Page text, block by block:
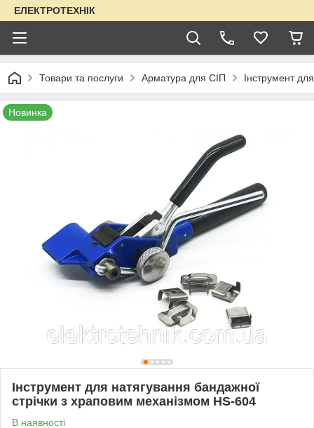
ЕЛЕКТРОТЕХНІК
Товари та послуги Арматура для СІП Інструмент
Новинка
Інструмент для натягування бандажної
стрічки з храповим механізмом HS-604
В наявності